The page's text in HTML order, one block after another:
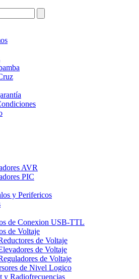
AVR
PIC
y Perifericos
de Conexion USB-TTL
de Voltaje
de Voltaje
de Voltaje
de Voltaje
de Nivel Logico
y Radiofrecuencias